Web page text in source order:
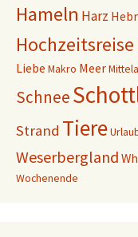
Hameln Harz
Hochzeitsreise
Liebe Makro Meer
Schnee
Strand Tiere
Weserbergland
Wochenende